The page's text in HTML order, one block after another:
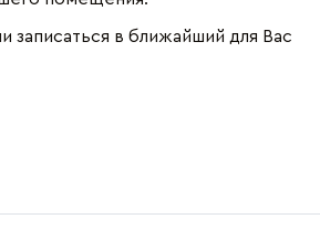
записаться в ближайший для Вас